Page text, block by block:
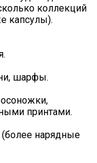
коллекций
капсулы).
шарфы.
принтами.
(более нарядные